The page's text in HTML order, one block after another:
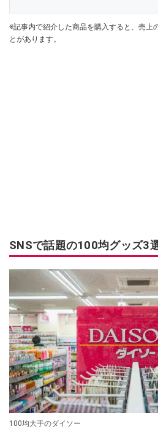
※記事内で紹介した商品を購入すると、売上
とがあります。
SNSで話題の100均グッズ3
100均大手のダイソー